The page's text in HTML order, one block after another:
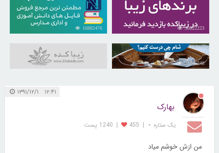
30822223
16882476
31046248
۱۲:۴۱ ۱۳۹۱/۱۲/۱
بهارک
یک ستاره ⋆ |
455
| 1240 پست
من ازش خوشم میاد